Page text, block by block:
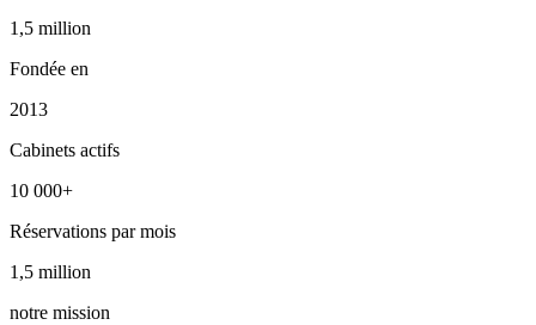
1,5 million
1,5 million
Fondée en
2013
Cabinets actifs
10 000+
10 000+
Réservations par mois
1,5 million
1,5 million
notre mission